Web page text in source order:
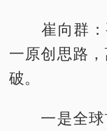
崔向群：
一原创思路
破。
一是全球